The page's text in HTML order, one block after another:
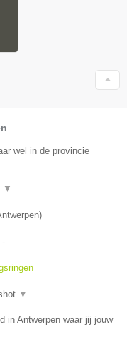
wel in de provincie
▼
)
-
▼
in Antwerpen waar jij jouw